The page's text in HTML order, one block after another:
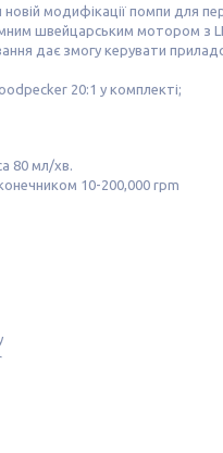
модифікації помпи для
швейцарським мотором з
дає змогу керувати
20:1 у комплекті;
80 мл/хв.
10-200,000 rpm